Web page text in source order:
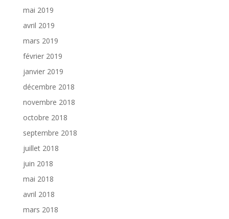
mai 2019
avril 2019
mars 2019
février 2019
janvier 2019
décembre 2018
novembre 2018
octobre 2018
septembre 2018
juillet 2018
juin 2018
mai 2018
avril 2018
mars 2018